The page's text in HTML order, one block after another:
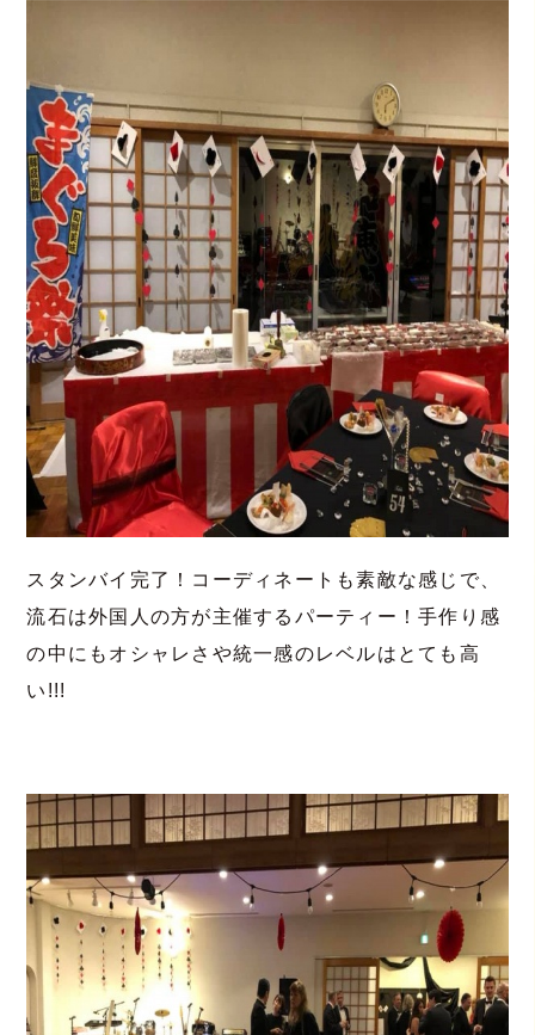
スタンバイ完了！コーディネートも素敵な感じで、
流石は外国人の方が主催するパーティー！手作り感
の中にもオシャレさや統一感のレベルはとても高
い!!!